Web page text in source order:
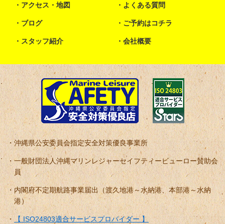
アクセス・地図 よくある質問
ブログ ご予約はコチラ
スタッフ紹介 会社概要
沖縄県公安委員会指定安全対策優良事業所
一般財団法人沖縄マリンレジャーセイフティービューロー賛助会
員
内閣府不定期航路事業届出（渡久地港～水納港、本部港～水納
港）
【 ISO24803適合サービスプロバイダー 】